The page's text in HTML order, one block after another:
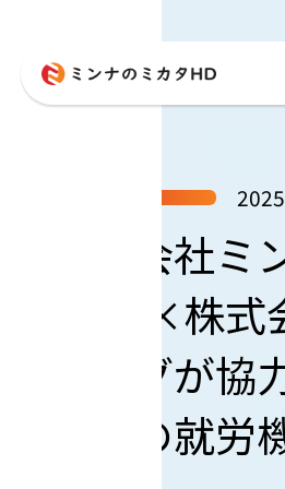
株式会社ミ
ゴト ×株式
イングが
い者の就労